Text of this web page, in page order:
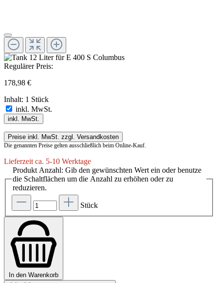
Regulärer Preis:
178,98 €
Inhalt: 1 Stück
inkl. MwSt.
inkl. MwSt.
Preise inkl. MwSt. zzgl. Versandkosten
Die genannten Preise gelten ausschließlich beim Online-Kauf.
Lieferzeit ca. 5-10 Werktage
Produkt Anzahl: Gib den gewünschten Wert ein oder benutze
die Schaltflächen um die Anzahl zu erhöhen oder zu
reduzieren.
Stück
In den Warenkorb